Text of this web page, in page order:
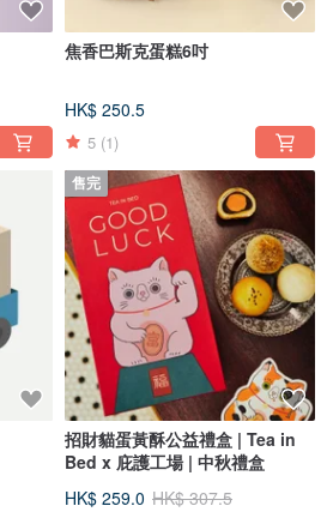
焦香巴斯克蛋糕6吋
HK$ 250.5
5 (1)
售完
招財貓蛋黃酥公益禮盒 | Tea in
Bed x 庇護工場 | 中秋禮盒
HK$ 259.0 HK$ 307.5